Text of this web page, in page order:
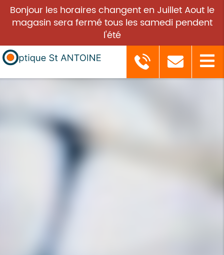
Bonjour les horaires changent en Juillet Aout le
magasin sera fermé tous les samedi pendent
l'été